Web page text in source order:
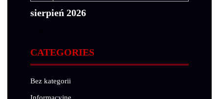
sierpień 2026
CATEGORIES
Bez kategorii